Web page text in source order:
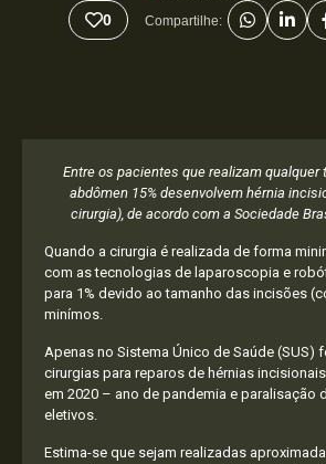
0 Compartilhe:
Entre os pacientes que realizam qualquer
abdômen 15% desenvolvem hérnia
cirurgia), de acordo com a Sociedade
Quando a cirurgia é realizada de forma
com as tecnologias de laparoscopia e
para 1% devido ao tamanho das incisões
minímos.
Apenas no Sistema Único de Saúde (SUS)
cirurgias para reparos de hérnias
em 2020 – ano de pandemia e paralisação
eletivos.
Estima-se que sejam realizadas